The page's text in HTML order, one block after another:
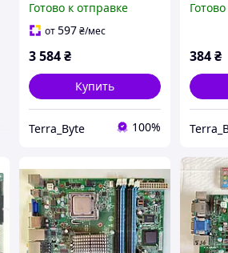
Nvidia 945M / Rayleigh-
SL 14306-1M
Готово к отправке
от597₴/мес
3 584₴
Купить
Terra_Byte 100%
551G,
384₴